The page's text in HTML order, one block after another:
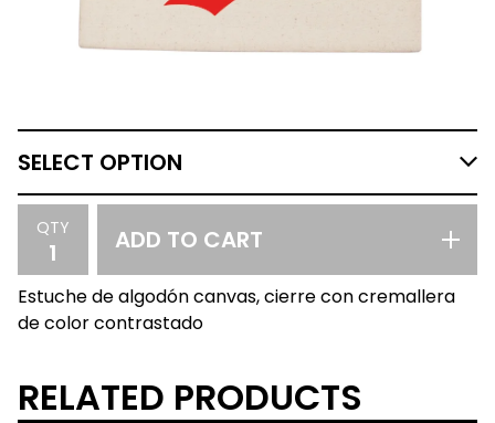
QTY ADD TO CART
Estuche de algodón canvas, cierre con cremallera
de color contrastado
RELATED PRODUCTS